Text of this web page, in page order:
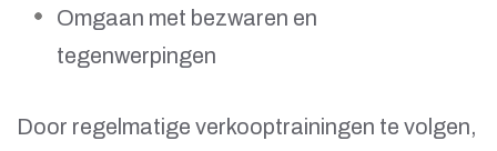
Omgaan met bezwaren en
tegenwerpingen
Door regelmatige verkooptrainingen te volgen,